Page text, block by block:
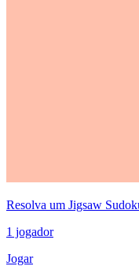
Resolva um Jigsaw
1 jogador
Jogar